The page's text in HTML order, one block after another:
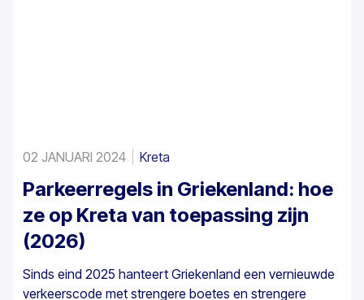
02 JANUARI 2024 Kreta
Parkeerregels in Griekenland: hoe
ze op Kreta van toepassing zijn
(2026)
Sinds eind 2025 hanteert Griekenland een vernieuwde
verkeerscode met strengere boetes en strengere